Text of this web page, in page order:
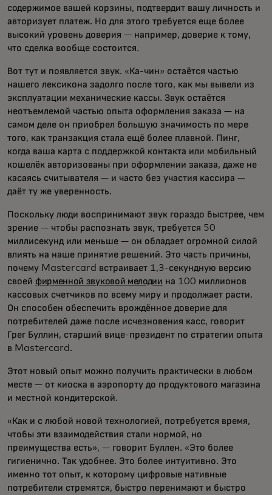
содержимое вашей корзины, подтвердит вашу личность и
авторизует платеж. Но для этого требуется еще более
высокий уровень доверия — например, доверие к тому,
что сделка вообще состоится.
Вот тут и появляется звук. «Ка-чин» остаётся частью
нашего лексикона задолго после того, как мы вывели из
эксплуатации механические кассы. Звук остаётся
неотъемлемой частью опыта оформления заказа — на
самом деле он приобрел большую значимость по мере
того, как транзакция стала ещё более плавной. Пинг,
когда ваша карта с поддержкой контакта или мобильный
кошелёк авторизованы при оформлении заказа, даже не
касаясь считывателя — и часто без участия кассира —
даёт ту же уверенность.
Поскольку люди воспринимают звук гораздо быстрее, чем
зрение — чтобы распознать звук, требуется 50
миллисекунд или меньше — он обладает огромной силой
влиять на наше принятие решений. Это часть причины,
почему Mastercard встраивает 1,3-секундную версию
своей фирменной звуковой мелодии на 100 миллионов
кассовых счетчиков по всему миру и продолжает расти.
Он способен обеспечить врождённое доверие для
потребителей даже после исчезновения касс, говорит
Грег Буллин, старший вице-президент по стратегии опыта
в Mastercard.
Этот новый опыт можно получить практически в любом
месте — от киоска в аэропорту до продуктового магазина
и местной кондитерской.
«Как и с любой новой технологией, потребуется время,
чтобы эти взаимодействия стали нормой, но
преимущества есть», — говорит Буллен. «Это более
гигиенично. Так удобнее. Это более интуитивно. Это
именно тот опыт, к которому цифровые нативные
потребители стремятся, быстро перенимают и быстро